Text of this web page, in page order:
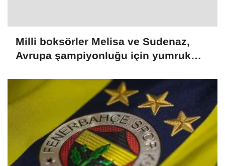
Milli boksörler Melisa ve Sudenaz,
Avrupa şampiyonluğu için yumruk